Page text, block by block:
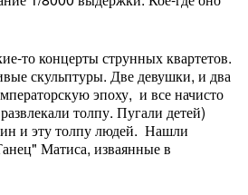
то концерты струнных квартетов.
скульптуры. Две девушки, и два
эпоху, и все начисто
толпу. Пугали детей)
и эту толпу людей. Нашли
Матиса, изваянные в